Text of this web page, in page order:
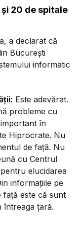
20 de spitale
a declarat că
Bucureşti
informatic
Este adevărat.
probleme cu
în
Hiprocrate. Nu
de faţă. Nu
cu Centrul
elucidarea
informaţiile pe
faţă este că sunt
întreaga ţară.